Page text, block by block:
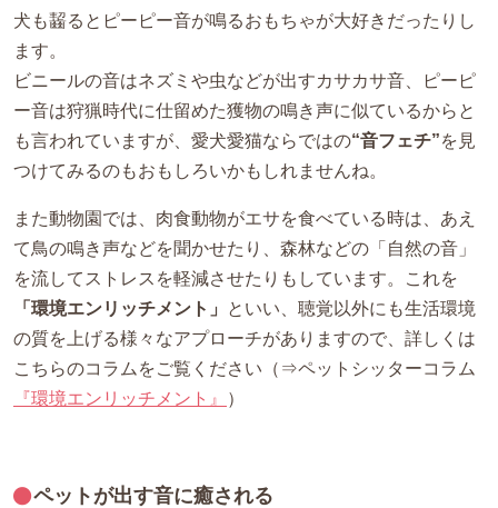
犬も齧るとピーピー音が鳴るおもちゃが大好きだったりし
ます。
ビニールの音はネズミや虫などが出すカサカサ音、ピーピ
ー音は狩猟時代に仕留めた獲物の鳴き声に似ているからと
も言われていますが、愛犬愛猫ならではの“音フェチ”を見
つけてみるのもおもしろいかもしれませんね。
また動物園では、肉食動物がエサを食べている時は、あえ
て鳥の鳴き声などを聞かせたり、森林などの「自然の音」
を流してストレスを軽減させたりもしています。これを
「環境エンリッチメント」
といい、聴覚以外にも生活環境
の質を上げる様々なアプローチがありますので、詳しくは
こちらのコラムをご覧ください（⇒ペットシッターコラム
『環境エンリッチメント』
）
ペットが出す音に癒される